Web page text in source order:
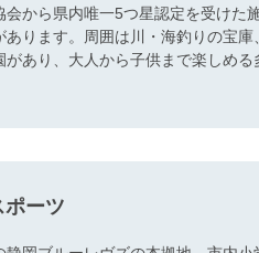
から県内唯一5つ星認定を受けた
あります。周囲は川・海釣りの宝庫
あり、大人から子供まで楽しめる
ポーツ